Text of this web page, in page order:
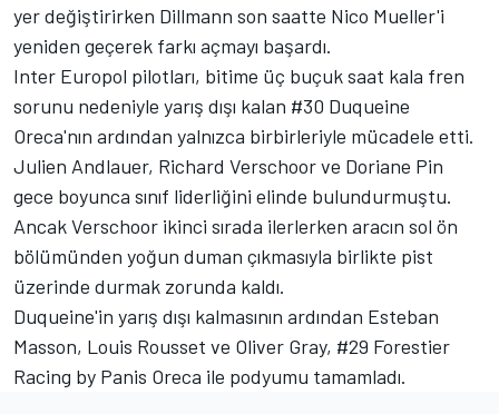
yer değiştirirken Dillmann son saatte Nico Mueller'i
yeniden geçerek farkı açmayı başardı.
Inter Europol pilotları, bitime üç buçuk saat kala fren
sorunu nedeniyle yarış dışı kalan #30 Duqueine
Oreca'nın ardından yalnızca birbirleriyle mücadele etti.
Julien Andlauer, Richard Verschoor ve Doriane Pin
gece boyunca sınıf liderliğini elinde bulundurmuştu.
Ancak Verschoor ikinci sırada ilerlerken aracın sol ön
bölümünden yoğun duman çıkmasıyla birlikte pist
üzerinde durmak zorunda kaldı.
Duqueine'in yarış dışı kalmasının ardından Esteban
Masson, Louis Rousset ve Oliver Gray, #29 Forestier
Racing by Panis Oreca ile podyumu tamamladı.